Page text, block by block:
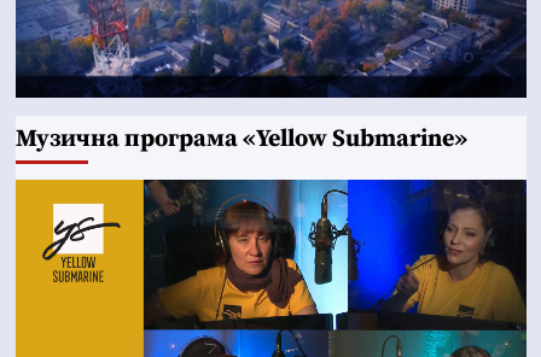
Музична програма «Yellow Submarine»